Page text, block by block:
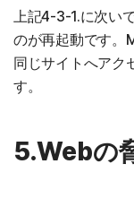
上記4-3-1.に次い
のが再起動です。
同じサイトへアク
す。
5.Webの